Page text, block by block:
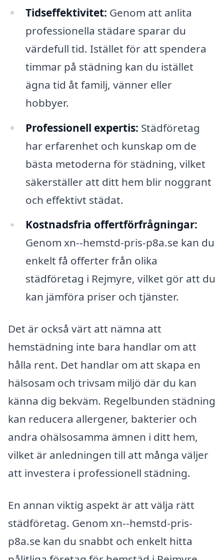
Tidseffektivitet: Genom att anlita
professionella städare sparar du
värdefull tid. Istället för att spendera
timmar på städning kan du istället
ägna tid åt familj, vänner eller
hobbyer.
Professionell expertis: Städföretag
har erfarenhet och kunskap om de
bästa metoderna för städning, vilket
säkerställer att ditt hem blir noggrant
och effektivt städat.
Kostnadsfria offertförfrågningar:
Genom xn--hemstd-pris-p8a.se kan du
enkelt få offerter från olika
städföretag i Rejmyre, vilket gör att du
kan jämföra priser och tjänster.
Det är också värt att nämna att
hemstädning inte bara handlar om att
hålla rent. Det handlar om att skapa en
hälsosam och trivsam miljö där du kan
känna dig bekväm. Regelbunden städning
kan reducera allergener, bakterier och
andra ohälsosamma ämnen i ditt hem,
vilket är anledningen till att många väljer
att investera i professionell städning.
En annan viktig aspekt är att välja rätt
städföretag. Genom xn--hemstd-pris-
p8a.se kan du snabbt och enkelt hitta